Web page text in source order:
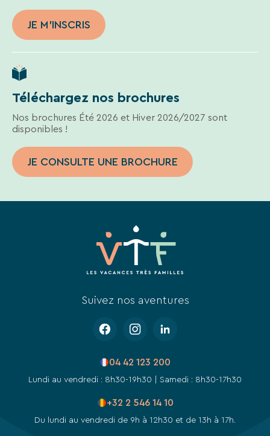
JE M'INSCRIS
Téléchargez nos brochures
Nos brochures Été 2026 et Hiver 2026/2027 sont
disponibles !
JE CONSULTE UNE BROCHURE
Suivez nos aventures
04 42 123 200
Lundi au vendredi : 8h30-19h30 | Samedi : 8h30-17h30
+32 2 546 14 10
Du lundi au vendredi de 9h à 12h30 et de 13h à 17h.